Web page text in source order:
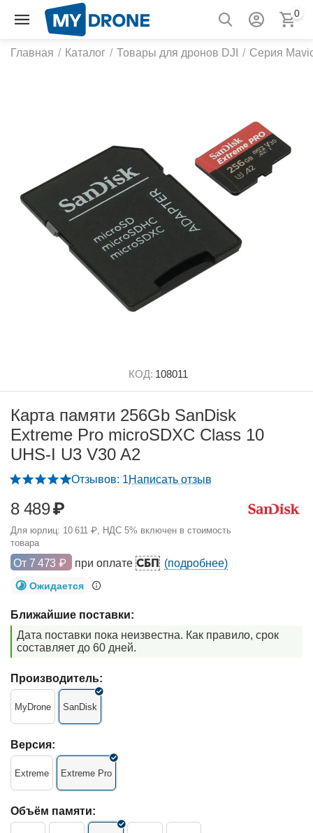
0
Главная / Каталог / Товары для дронов DJI / Серия
КОД: 108011
Карта памяти 256Gb SanDisk
Extreme Pro microSDXC Class 10
UHS-I U3 V30 A2
Отзывов: 1Написать отзыв
8 489₽
Для юрлиц: 10 611 ₽, НДС 5% включен в стоимость
товара
От 7 473 ₽ при оплате СБП (подробнее)
Ожидается
Ближайшие поставки:
Дата поставки пока неизвестна. Как правило, срок
составляет до 60 дней.
Производитель:
MyDrone SanDisk
Версия:
Extreme Extreme Pro
Объём памяти: